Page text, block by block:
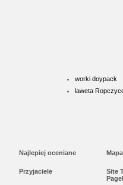
worki doypack
laweta
Najlepiej oceniane
Przyjaciele
Site